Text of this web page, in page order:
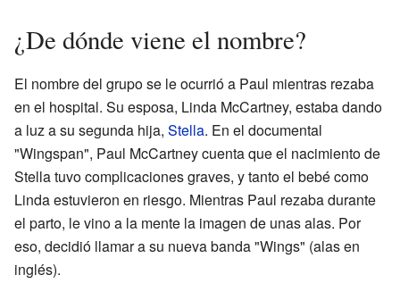
¿De dónde viene el nombre?
El nombre del grupo se le ocurrió a Paul mientras rezaba
en el hospital. Su esposa, Linda McCartney, estaba dando
a luz a su segunda hija, Stella. En el documental
"Wingspan", Paul McCartney cuenta que el nacimiento de
Stella tuvo complicaciones graves, y tanto el bebé como
Linda estuvieron en riesgo. Mientras Paul rezaba durante
el parto, le vino a la mente la imagen de unas alas. Por
eso, decidió llamar a su nueva banda "Wings" (alas en
inglés).